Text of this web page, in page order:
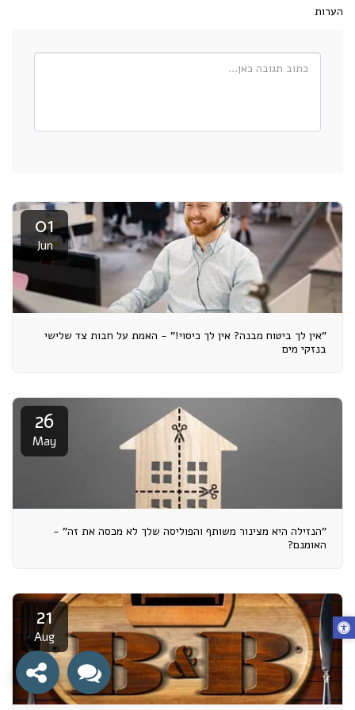
הערות
01
Jun
"אין לך ביטוח מבנה? אין לך כיסוי!" - האמת על חבות צד שלישי
בנזקי מים
26
May
"הנזילה היא מצינור משותף והפוליסה שלך לא מכסה את זה" -
האומנם?
21
Aug